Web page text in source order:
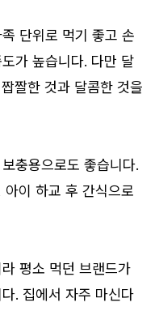
단위로 먹기 좋고 손
가 높습니다. 다만 달
짤한 것과 달콤한 것을
충용으로도 좋습니다.
이 하교 후 간식으로
평소 먹던 브랜드가
. 집에서 자주 마신다